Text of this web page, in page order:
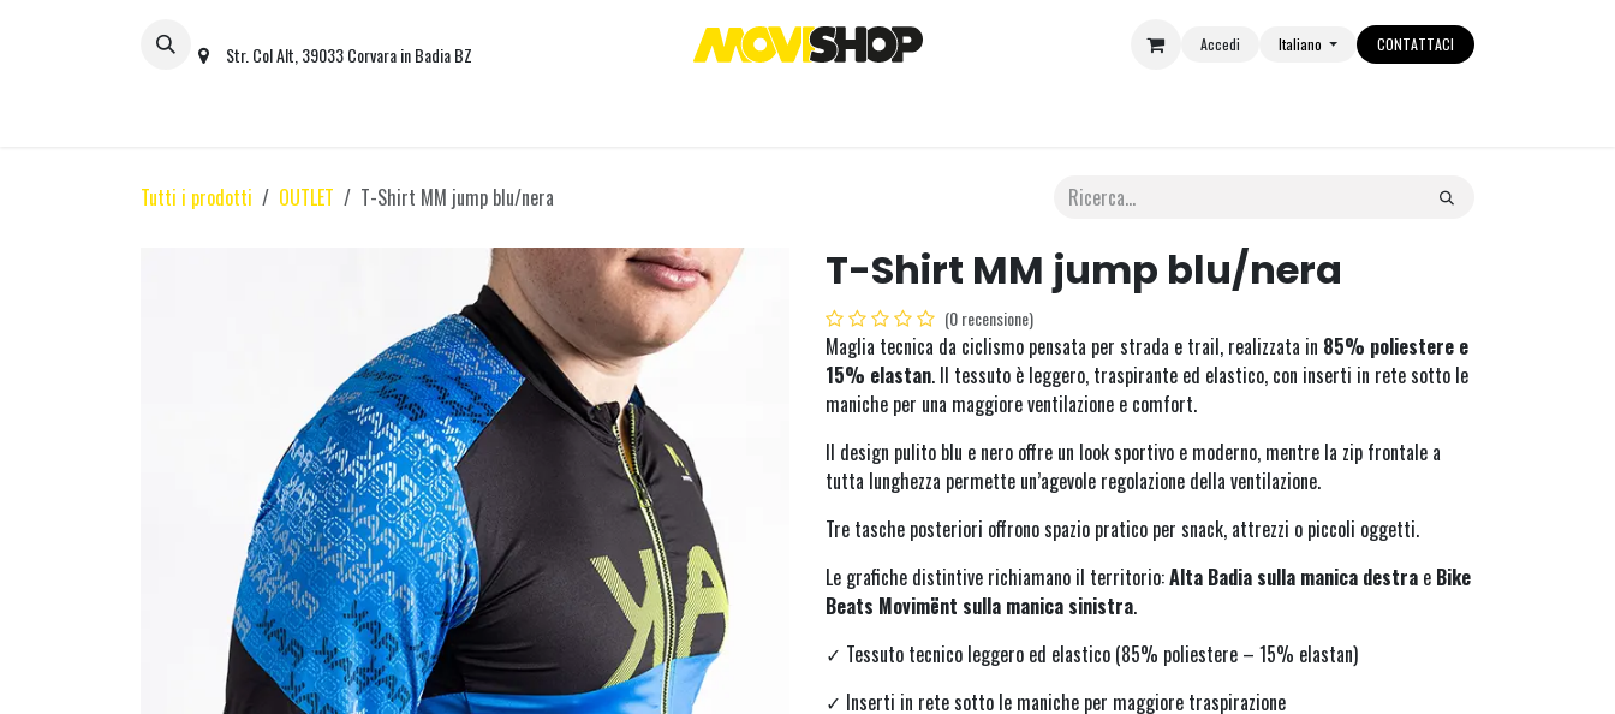
Str. Col Alt, 39033 Corvara in Badia BZ Accedi Italiano CONTATTACI
Tutti i prodotti OUTLET T-Shirt MM jump blu/nera
T-Shirt MM jump blu/nera
(0 recensione)
Maglia tecnica da ciclismo pensata per strada e trail, realizzata in 85% poliestere e
15% elastan. Il tessuto è leggero, traspirante ed elastico, con inserti in rete sotto le
maniche per una maggiore ventilazione e comfort.
Il design pulito blu e nero offre un look sportivo e moderno, mentre la zip frontale a
tutta lunghezza permette un’agevole regolazione della ventilazione.
Tre tasche posteriori offrono spazio pratico per snack, attrezzi o piccoli oggetti.
Le grafiche distintive richiamano il territorio:Alta Badia sulla manica destra e Bike
Beats Movimënt sulla manica sinistra.
✓ Tessuto tecnico leggero ed elastico (85% poliestere – 15% elastan)
✓ Inserti in rete sotto le maniche per maggiore traspirazione